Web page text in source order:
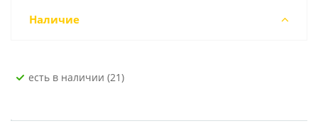
Наличие
Есть в наличии (21)